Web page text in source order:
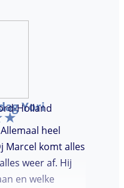
Yori
Holland
heel
Marcel komt alles
weer af. Hij
en welke